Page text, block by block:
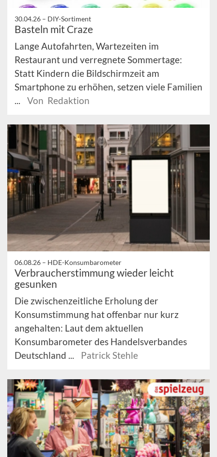
30.04.26 – DIY-Sortiment
Basteln mit Craze
Lange Autofahrten, Wartezeiten im
Restaurant und verregnete Sommertage:
Statt Kindern die Bildschirmzeit am
Smartphone zu erhöhen, setzen viele Familien
...
Von Redaktion
06.08.26 – HDE-Konsumbarometer
Verbraucherstimmung wieder leicht
gesunken
Die zwischenzeitliche Erholung der
Konsumstimmung hat offenbar nur kurz
angehalten: Laut dem aktuellen
Konsumbarometer des Handelsverbandes
Deutschland ...
Patrick Stehle